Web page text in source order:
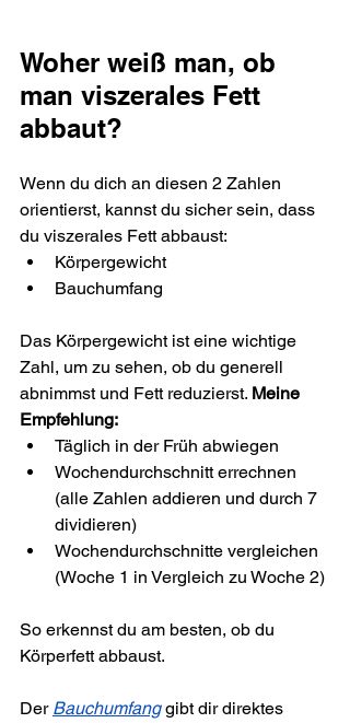
Woher weiß man, ob
man viszerales Fett
abbaut?
Wenn du dich an diesen 2 Zahlen
orientierst, kannst du sicher sein, dass
du viszerales Fett abbaust:
Körpergewicht
Bauchumfang
Das Körpergewicht ist eine wichtige
Zahl, um zu sehen, ob du generell
abnimmst und Fett reduzierst. Meine
Empfehlung:
Täglich in der Früh abwiegen
Wochendurchschnitt errechnen
(alle Zahlen addieren und durch 7
dividieren)
Wochendurchschnitte vergleichen
(Woche 1 in Vergleich zu Woche 2)
So erkennst du am besten, ob du
Körperfett abbaust.
Der Bauchumfang gibt dir direktes